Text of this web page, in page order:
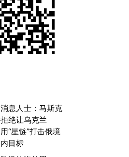
消息人士：马斯克
拒绝让乌克兰
用“星链”打击俄境
内目标